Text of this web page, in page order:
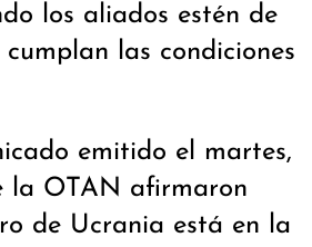
los aliados estén de
las condiciones
emitido el martes,
la OTAN afirmaron
de Ucrania está en la